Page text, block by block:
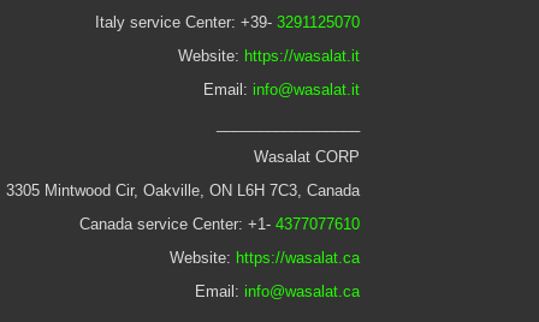
Italy service Center: +39- 3291125070
Website: https://wasalat.it
Email: info@wasalat.it
Wasalat CORP
3305 Mintwood Cir, Oakville, ON L6H 7C3, Canada
Canada service Center: +1- 4377077610
Website: https://wasalat.ca
Email: info@wasalat.ca